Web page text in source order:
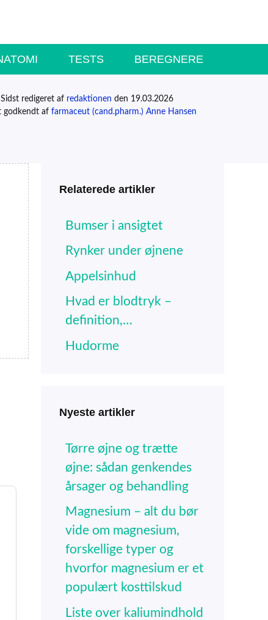
TESTS BEREGNERE
Sidst redigeret af redaktionen den 19.03.2026
godkendt af farmaceut (cand.pharm.) Anne Hansen
Relaterede artikler
Bumser i ansigtet
Rynker under øjnene
Appelsinhud
Hvad er blodtryk –
definition,…
Hudorme
Nyeste artikler
Tørre øjne og trætte
øjne: sådan genkendes
årsager og behandling
Magnesium – alt du bør
vide om magnesium,
forskellige typer og
hvorfor magnesium er et
populært kosttilskud
Liste over kaliumindhold